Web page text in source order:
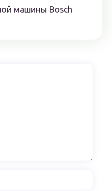
машины Bosch